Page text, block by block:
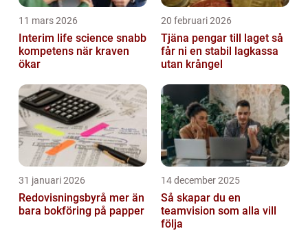
11 mars 2026
Interim life science snabb
kompetens när kraven
ökar
20 februari 2026
Tjäna pengar till laget så
får ni en stabil lagkassa
utan krångel
31 januari 2026
Redovisningsbyrå mer än
bara bokföring på papper
14 december 2025
Så skapar du en
teamvision som alla vill
följa